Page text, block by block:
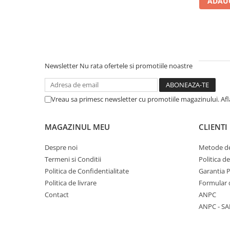
Senzatii/Dragoste
Senzatii/Erotic
Senzatii/Thriller
Teens Book Club
Newsletter Nu rata ofertele si promotiile noastre
Vreau sa primesc newsletter cu promotiile magazinului.
MAGAZINUL MEU
Despre noi
Termeni si Conditii
Politica de Confidentialitate
Politica de livrare
Contact
CLIENTI
Metode
Politica
Garantia
Formular
ANPC
ANPC -